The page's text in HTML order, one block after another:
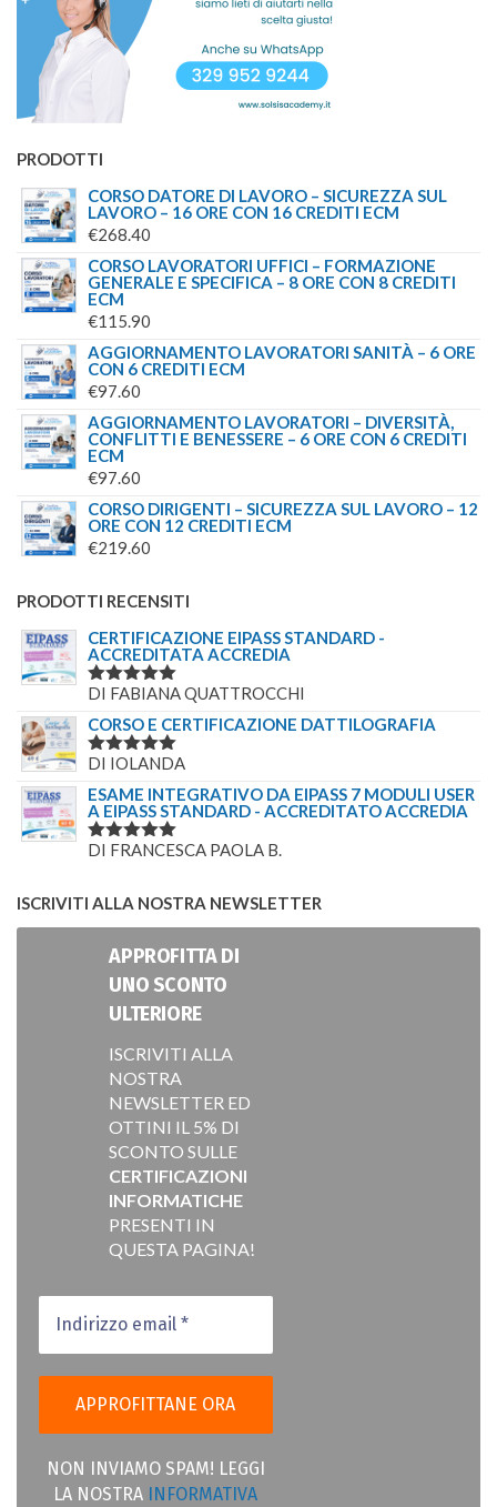
PRODOTTI
CORSO DATORE DI LAVORO – SICUREZZA SUL
LAVORO – 16 ORE CON 16 CREDITI ECM
€268.40
CORSO LAVORATORI UFFICI – FORMAZIONE
GENERALE E SPECIFICA – 8 ORE CON 8 CREDITI
ECM
€115.90
AGGIORNAMENTO LAVORATORI SANITÀ – 6 ORE
CON 6 CREDITI ECM
€97.60
AGGIORNAMENTO LAVORATORI – DIVERSITÀ,
CONFLITTI E BENESSERE – 6 ORE CON 6 CREDITI
ECM
€97.60
CORSO DIRIGENTI – SICUREZZA SUL LAVORO – 12
ORE CON 12 CREDITI ECM
€219.60
PRODOTTI RECENSITI
CERTIFICAZIONE EIPASS STANDARD -
ACCREDITATA ACCREDIA
VALUTATO
DI FABIANA QUATTROCCHI
CORSO E CERTIFICAZIONE DATTILOGRAFIA
VALUTATO
DI IOLANDA
ESAME INTEGRATIVO DA EIPASS 7 MODULI USER
A EIPASS STANDARD - ACCREDITATO ACCREDIA
VALUTATO
DI FRANCESCA PAOLA B.
ISCRIVITI ALLA NOSTRA NEWSLETTER
APPROFITTA DI
UNO SCONTO
ULTERIORE
ISCRIVITI ALLA
NOSTRA
NEWSLETTER ED
OTTINI IL 5% DI
SCONTO SULLE
CERTIFICAZIONI
INFORMATICHE
PRESENTI IN
QUESTA PAGINA!
NON INVIAMO SPAM! LEGGI
LA NOSTRA
INFORMATIVA